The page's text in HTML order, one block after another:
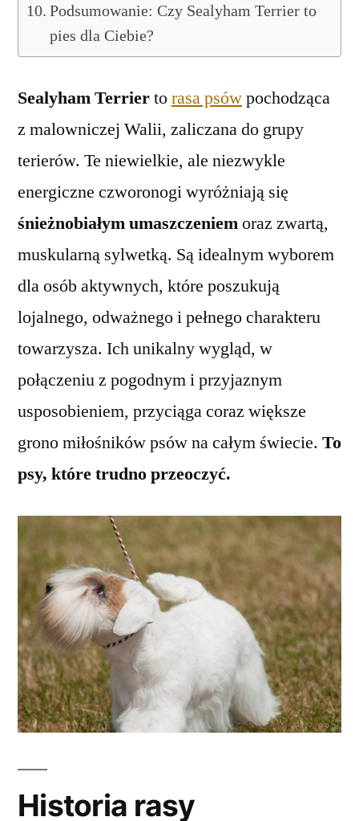
Podsumowanie: Czy Sealyham Terrier to
pies dla Ciebie?
Sealyham Terriertorasa psówpochodząca
z malowniczej Walii, zaliczana do grupy
terierów. Te niewielkie, ale niezwykle
energiczne czworonogi wyróżniają się
śnieżnobiałym umaszczeniemoraz zwartą,
muskularną sylwetką. Są idealnym wyborem
dla osób aktywnych, które poszukują
lojalnego, odważnego i pełnego charakteru
towarzysza. Ich unikalny wygląd, w
połączeniu z pogodnym i przyjaznym
usposobieniem, przyciąga coraz większe
grono miłośników psów na całym świecie. To
psy, które trudno przeoczyć.
Historia rasy